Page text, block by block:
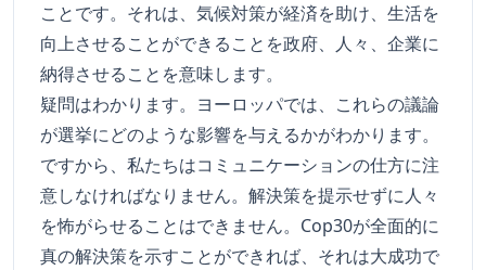
ことです。それは、気候対策が経済を助け、生活を
向上させることができることを政府、人々、企業に
納得させることを意味します。
疑問はわかります。ヨーロッパでは、これらの議論
が選挙にどのような影響を与えるかがわかります。
ですから、私たちはコミュニケーションの仕方に注
意しなければなりません。解決策を提示せずに人々
を怖がらせることはできません。Cop30が全面的に
真の解決策を示すことができれば、それは大成功で